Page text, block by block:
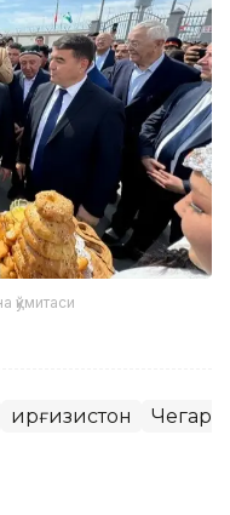
қўмитаси
Қирғизистон Чегара